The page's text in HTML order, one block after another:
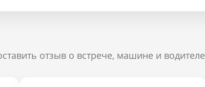
отзыв о встрече, машине и водителе